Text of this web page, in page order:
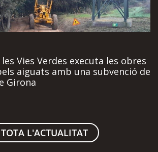
Vies Verdes executa les obres
aiguats amb una subvenció de
Girona
TOTA L'ACTUALITAT